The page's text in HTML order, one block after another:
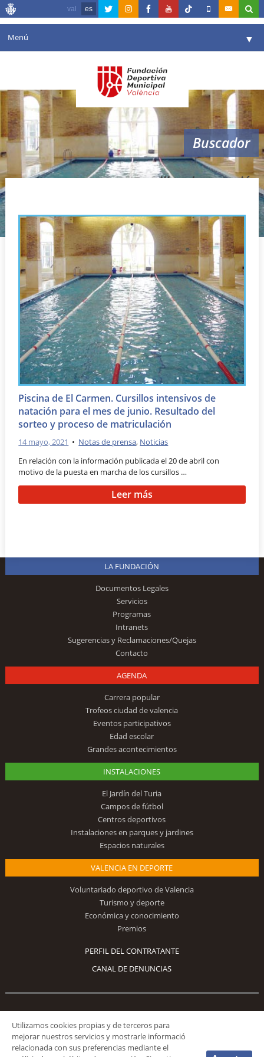
val es
Menú ▼
Agenda
Instalaciones ▼
Comunicación ▼
Valencia en deporte ▼
Reservas
Buscador
cursillos de natación
Piscina de El Carmen. Cursillos intensivos de
natación para el mes de junio. Resultado del
sorteo y proceso de matriculación
14 mayo, 2021 • Notas de prensa, Noticias
En relación con la información publicada el 20 de abril con
motivo de la puesta en marcha de los cursillos …
Leer más
LA FUNDACIÓN
Documentos Legales
Servicios
Programas
Intranets
Sugerencias y Reclamaciones/Quejas
Contacto
AGENDA
Carrera popular
Trofeos ciudad de valencia
Eventos participativos
Edad escolar
Grandes acontecimientos
INSTALACIONES
El Jardín del Turia
Campos de fútbol
Centros deportivos
Instalaciones en parques y jardines
Espacios naturales
VALENCIA EN DEPORTE
Voluntariado deportivo de Valencia
Turismo y deporte
Económica y conocimiento
Premios
PERFIL DEL CONTRATANTE
CANAL DE DENUNCIAS
Síguenos
Utilizamos cookies propias y de terceros para
mejorar nuestros servicios y mostrarle informació
relacionada con sus preferencias mediante el